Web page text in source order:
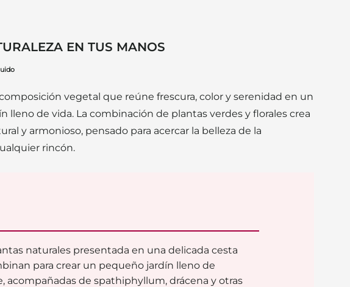
EN TUS MANOS
vegetal que reúne frescura, color y serenidad en un
lleno de vida. La combinación de plantas verdes y florales crea
y armonioso, pensado para acercar la belleza de la
rincón.
naturales presentada en una delicada cesta
para crear un pequeño jardín lleno de
acompañadas de spathiphyllum, drácena y otras